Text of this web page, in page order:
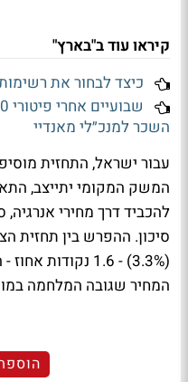
קיראו עוד ב"בארץ"
כיצד לבחור את
השכר למנכ״לי מאנדיי
עבור ישראל, התחזית
המשק המקומי יתייצב,
להכביד דרך מחירי
(3.3%) - 1.6
המחיר שגובה המלחמה